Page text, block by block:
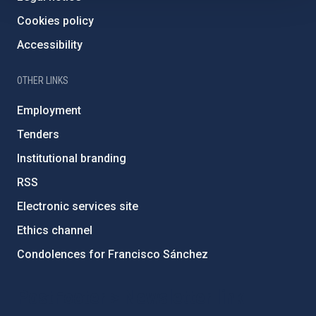
Cookies policy
Accessibility
OTHER LINKS
Employment
Tenders
Institutional branding
RSS
Electronic services site
Ethics channel
Condolences for Francisco Sánchez